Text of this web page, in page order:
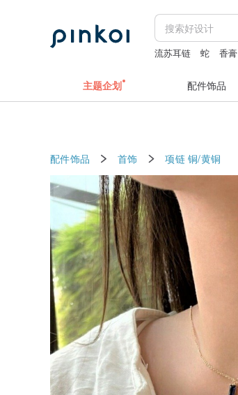
流苏耳链 蛇 香膏
主题企划 配件饰品
配件饰品 首饰 项链 铜/黄铜